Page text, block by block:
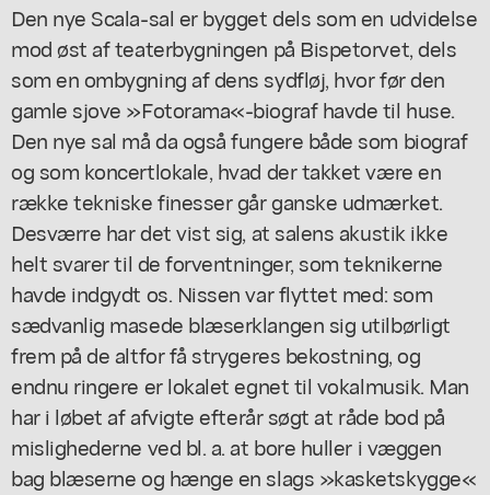
Den nye Scala-sal er bygget dels som en udvidelse
mod øst af teaterbygningen på Bispetorvet, dels
som en ombygning af dens sydfløj, hvor før den
gamle sjove »Fotorama«-biograf havde til huse.
Den nye sal må da også fungere både som biograf
og som koncertlokale, hvad der takket være en
række tekniske finesser går ganske udmærket.
Desværre har det vist sig, at salens akustik ikke
helt svarer til de forventninger, som teknikerne
havde indgydt os. Nissen var flyttet med: som
sædvanlig masede blæserklangen sig utilbørligt
frem på de altfor få strygeres bekostning, og
endnu ringere er lokalet egnet til vokalmusik. Man
har i løbet af afvigte efterår søgt at råde bod på
mislighederne ved bl. a. at bore huller i væggen
bag blæserne og hænge en slags »kasketskygge«